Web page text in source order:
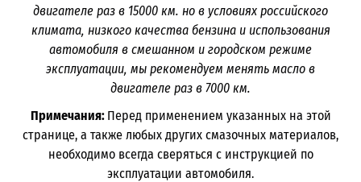
двигателе раз в 15000 км. но в условиях российского
климата, низкого качества бензина и использования
автомобиля в смешанном и городском режиме
эксплуатации, мы рекомендуем менять масло в
двигателе раз в 7000 км.
Примечания: Перед применением указанных на этой
странице, а также любых других смазочных материалов,
необходимо всегда сверяться с инструкцией по
эксплуатации автомобиля.